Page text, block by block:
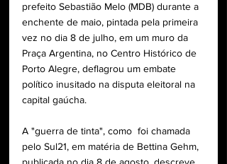
prefeito Sebastião Melo (MDB) durante a
enchente de maio, pintada pela primeira
vez no dia 8 de julho, em um muro da
Praça Argentina, no Centro Histórico de
Porto Alegre, deflagrou um embate
político inusitado na disputa eleitoral na
capital gaúcha.
A "guerra de tinta", como  foi chamada
pelo Sul21, em matéria de Bettina Gehm,